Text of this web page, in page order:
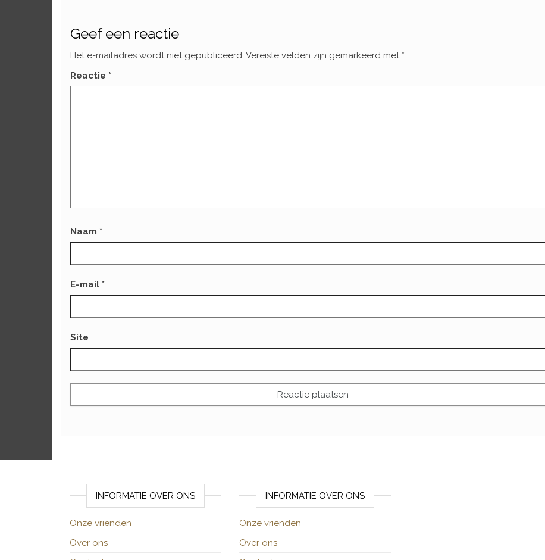
Geef een reactie
Het e-mailadres wordt niet gepubliceerd. Vereiste velden zijn gemarkeerd met *
Reactie *
Naam *
E-mail *
Site
INFORMATIE OVER ONS
Onze vrienden
Over ons
INFORMATIE OVER ONS
Onze vrienden
Over ons